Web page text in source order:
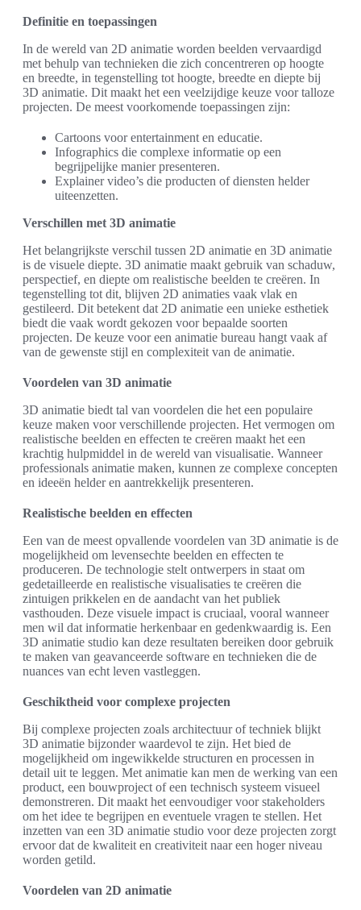
Definitie en toepassingen
In de wereld van 2D animatie worden beelden vervaardigd
met behulp van technieken die zich concentreren op hoogte
en breedte, in tegenstelling tot hoogte, breedte en diepte bij
3D animatie. Dit maakt het een veelzijdige keuze voor talloze
projecten. De meest voorkomende toepassingen zijn:
Cartoons voor entertainment en educatie.
Infographics die complexe informatie op een
begrijpelijke manier presenteren.
Explainer video’s die producten of diensten helder
uiteenzetten.
Verschillen met 3D animatie
Het belangrijkste verschil tussen 2D animatie en 3D animatie
is de visuele diepte. 3D animatie maakt gebruik van schaduw,
perspectief, en diepte om realistische beelden te creëren. In
tegenstelling tot dit, blijven 2D animaties vaak vlak en
gestileerd. Dit betekent dat 2D animatie een unieke esthetiek
biedt die vaak wordt gekozen voor bepaalde soorten
projecten. De keuze voor een animatie bureau hangt vaak af
van de gewenste stijl en complexiteit van de animatie.
Voordelen van 3D animatie
3D animatie biedt tal van voordelen die het een populaire
keuze maken voor verschillende projecten. Het vermogen om
realistische beelden en effecten te creëren maakt het een
krachtig hulpmiddel in de wereld van visualisatie. Wanneer
professionals animatie maken, kunnen ze complexe concepten
en ideeën helder en aantrekkelijk presenteren.
Realistische beelden en effecten
Een van de meest opvallende voordelen van 3D animatie is de
mogelijkheid om levensechte beelden en effecten te
produceren. De technologie stelt ontwerpers in staat om
gedetailleerde en realistische visualisaties te creëren die
zintuigen prikkelen en de aandacht van het publiek
vasthouden. Deze visuele impact is cruciaal, vooral wanneer
men wil dat informatie herkenbaar en gedenkwaardig is. Een
3D animatie studio kan deze resultaten bereiken door gebruik
te maken van geavanceerde software en technieken die de
nuances van echt leven vastleggen.
Geschiktheid voor complexe projecten
Bij complexe projecten zoals architectuur of techniek blijkt
3D animatie bijzonder waardevol te zijn. Het bied de
mogelijkheid om ingewikkelde structuren en processen in
detail uit te leggen. Met animatie kan men de werking van een
product, een bouwproject of een technisch systeem visueel
demonstreren. Dit maakt het eenvoudiger voor stakeholders
om het idee te begrijpen en eventuele vragen te stellen. Het
inzetten van een 3D animatie studio voor deze projecten zorgt
ervoor dat de kwaliteit en creativiteit naar een hoger niveau
worden getild.
Voordelen van 2D animatie